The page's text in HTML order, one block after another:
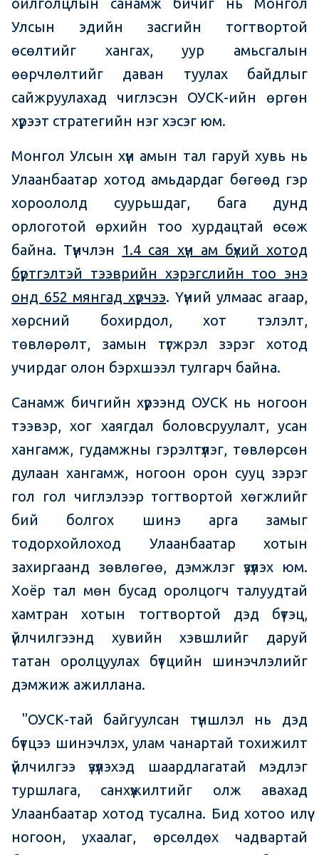
Улсын эдийн засгийн тогтвортой
өсөлтийг хангах, уур амьсгалын
өөрчлөлтийг даван туулах байдлыг
сайжруулахад чиглэсэн ОУСК-ийн өргөн
хүрээт стратегийн нэг хэсэг юм.
Монгол Улсын хүн амын тал гаруй хувь нь
Улаанбаатар хотод амьдардаг бөгөөд гэр
хороололд суурьшдаг, бага дунд
орлоготой өрхийн тоо хурдацтай өсөж
байна. Түүнчлэн 1.4 сая хүн ам бүхий хотод
бүртгэлтэй тээврийн хэрэгслийн тоо энэ
онд 652 мянгад хүрчээ. Үүний улмаас агаар,
хөрсний бохирдол, хот тэлэлт,
төвлөрөлт, замын түгжрэл зэрэг хотод
учирдаг олон бэрхшээл тулгарч байна.
Санамж бичгийн хүрээнд ОУСК нь ногоон
тээвэр, хог хаягдал боловсруулалт, усан
хангамж, гудамжны гэрэлтүүлэг, төвлөрсөн
дулаан хангамж, ногоон орон сууц зэрэг
гол гол чиглэлээр тогтвортой хөгжлийг
бий болгох шинэ арга замыг
тодорхойлоход Улаанбаатар хотын
захиргаанд зөвлөгөө, дэмжлэг үзүүлэх юм.
Хоёр тал мөн бусад оролцогч талуудтай
хамтран хотын тогтвортой дэд бүтэц,
үйлчилгээнд хувийн хэвшлийг даруй
татан оролцуулах бүтцийн шинэчлэлийг
дэмжиж ажиллана.
"ОУСК-тай байгуулсан түншлэл нь дэд
бүтцээ шинэчлэх, улам чанартай тохижилт
үйлчилгээ үзүүлэхэд шаардлагатай мэдлэг
туршлага, санхүүжилтийг олж авахад
Улаанбаатар хотод тусална. Бид хотоо илүү
ногоон, ухаалаг, өрсөлдөх чадвартай